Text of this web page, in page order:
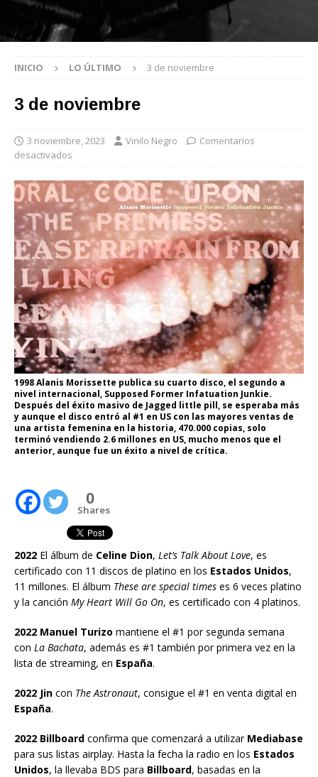
INICIO LO ÚLTIMO 3 de noviembre
3 de noviembre
3 noviembre, 2023 Vinilo Negro
Comentarios
desactivados
1998 Alanis Morissette publica su cuarto disco, el segundo a
nivel internacional, Supposed Former Infatuation Junkie.
Después del éxito masivo de Jagged little pill, se esperaba más
y aunque el disco entró al #1 en US con las mayores ventas de
una artista femenina en la historia, 470.000 copias, solo
terminó vendiendo 2.6 millones en US, mucho menos que el
anterior, aunque fue un éxito a nivel de crítica.
0
Shares
2022 El álbum de Celine Dion, Let’s Talk About Love, es
certificado con 11 discos de platino en los Estados Unidos,
11 millones. El álbum These are special times es 6 veces platino
y la canción My Heart Will Go On, es certificado con 4 platinos.
2022 Manuel Turizo mantiene el #1 por segunda semana
con La Bachata, además es #1 también por primera vez en la
lista de streaming, en España.
2022 Jin con The Astronaut, consigue el #1 en venta digital en
España.
2022 Billboard confirma que comenzará a utilizar Mediabase
para sus listas airplay. Hasta la fecha la radio en los Estados
Unidos, la llevaba BDS para Billboard, basadas en la